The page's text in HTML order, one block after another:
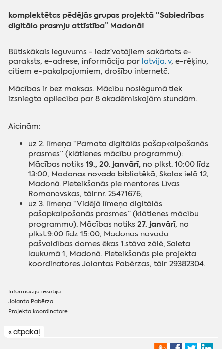
komplektētas pēdējās grupas projektā “Sabiedrības
digitālo prasmju attīstība” Madonā!
Būtiskākais ieguvums - iedzīvotājiem sakārtots e-
paraksts, e-adrese, informācija par latvija.lv, e-rēķinu,
citiem e-pakalpojumiem, drošību internetā.
Mācības ir bez maksas. Mācību noslēgumā tiek
izsniegta apliecība par 8 akadēmiskajām stundām.
Aicinām:
uz 2. līmeņa “Pamata digitālās pašapkalpošanās
prasmes” (klātienes mācību programmu):
Mācības notiks19., 20. janvārī, no plkst. 10:00 līdz
13:00, Madonas novada bibliotēkā, Skolas ielā 12,
Madonā. Pieteikšanās pie mentores Līvas
Romanovskas, tālr.nr. 25471676;
uz 3. līmeņa “Vidējā līmeņa digitālās
pašapkalpošanās prasmes” (klātienes mācību
programmu). Mācības notiks27. janvārī, no
plkst.9:00 līdz 15:00, Madonas novada
pašvaldības domes ēkas 1.stāva zālē, Saieta
laukumā 1, Madonā. Pieteikšanās pie projekta
koordinatores Jolantas Pabērzas, tālr. 29382304.
Informāciju iesūtīja:
Jolanta Pabērza
Projekta koordinatore
« atpakaļ